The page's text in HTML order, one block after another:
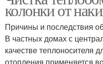
колонки от
Причины и последствия
В частных домах с
качестве теплоносителя
отопления применяется